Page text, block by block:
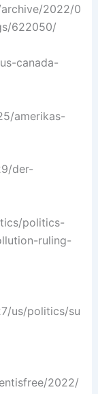
2022/0
622050/
canada-
amerikas-
der-
politics-
ruling-
us/politics/su
2022/